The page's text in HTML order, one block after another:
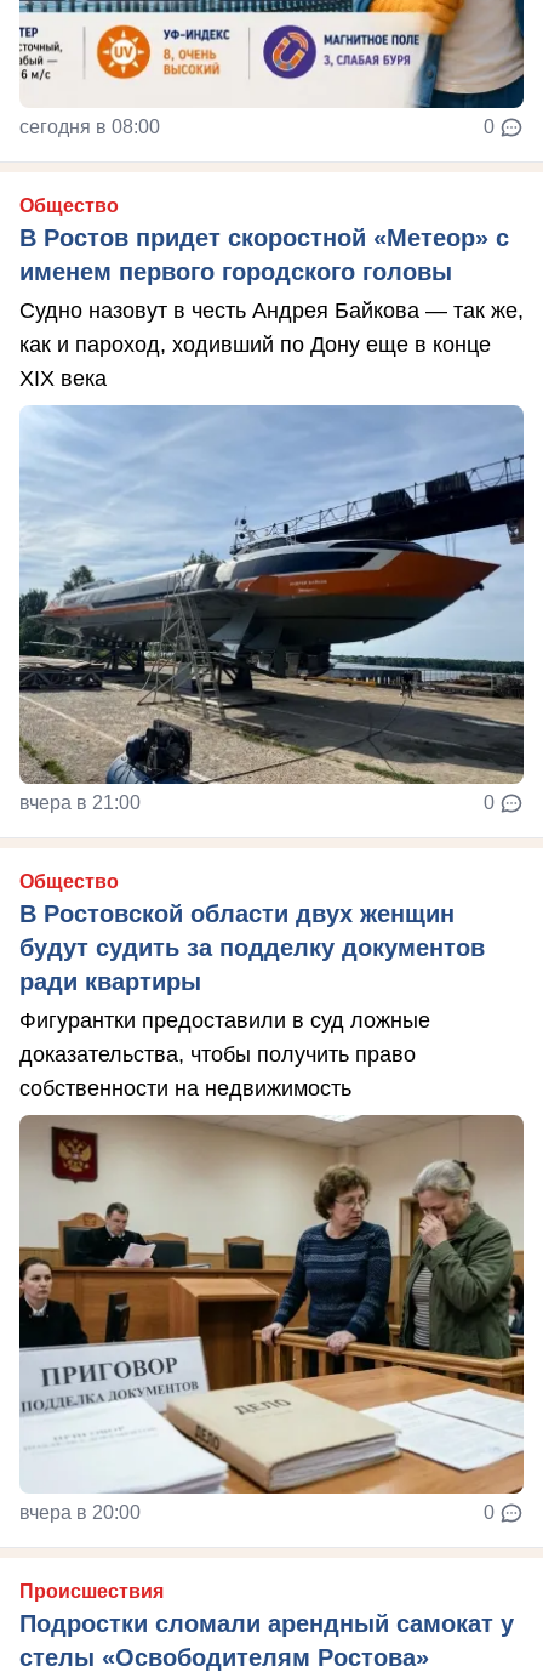
сегодня в 08:00 0
Общество
В Ростов придет скоростной «Метеор» с
именем первого городского головы
Судно назовут в честь Андрея Байкова — так же,
как и пароход, ходивший по Дону еще в конце
XIX века
вчера в 21:00 0
Общество
В Ростовской области двух женщин
будут судить за подделку документов
ради квартиры
Фигурантки предоставили в суд ложные
доказательства, чтобы получить право
собственности на недвижимость
вчера в 20:00 0
Происшествия
Подростки сломали арендный самокат у
стелы «Освободителям Ростова»